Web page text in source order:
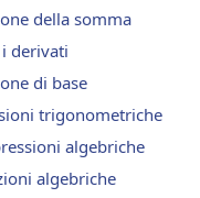
della somma
derivati
di base
trigonometriche
algebriche
algebriche